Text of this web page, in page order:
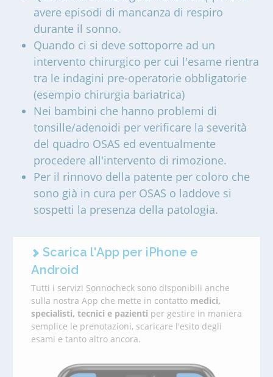
avere episodi di mancanza di respiro
durante il sonno.
Quando ci si deve sottoporre ad un
intervento chirurgico per cui l'esame rientra
tra le indagini pre-operatorie obbligatorie
(esempio chirurgia bariatrica)
Nei bambini che hanno problemi di
tonsille/adenoidi per verificare la severità
del quadro OSAS ed eventualmente
procedere all'intervento di rimozione.
Per il rinnovo della patente per coloro che
sono già in cura per OSAS o laddove si
sospetti la presenza della patologia.
Scarica l'App per iPhone e
Android
Tutti i servizi Sonnocheck sono disponibili anche
sulla nostra App che mette in contatto medici,
specialisti, tecnici e pazienti per gestire in maniera
semplice le prenotazioni, scaricare l'esito degli
esami e tanto altro ancora.